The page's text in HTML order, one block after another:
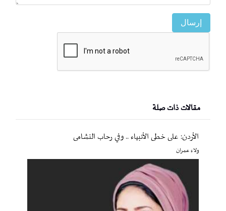
إرسال
مقالات ذات صلة
الأردن: على خطى الأنبياء .. وفي رحاب النشامى
ولاء عمران